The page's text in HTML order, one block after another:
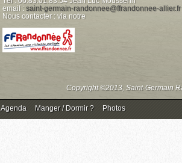
email : saint-germain-randonnee@ffrandonnee-allier.fr
Nous contacter : via notre
Copyright ©2013, Saint-Germain
Agenda Manger / Dormir ? Photos